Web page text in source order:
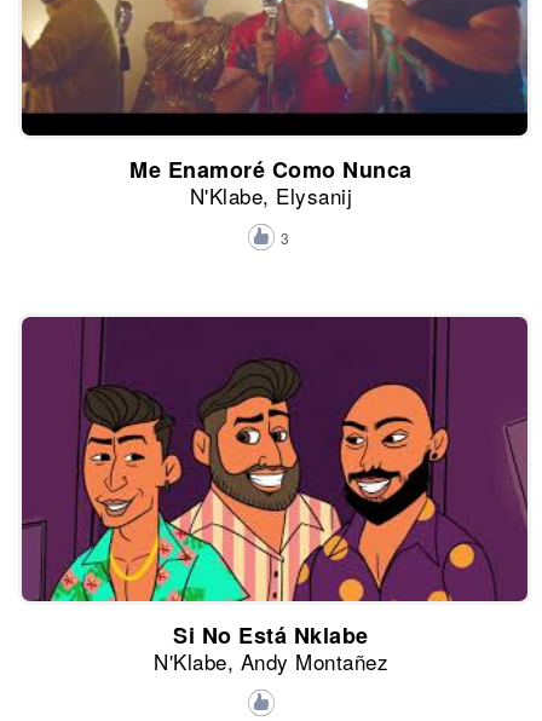
Me Enamoré Como Nunca
N'Klabe, Elysanij
3
Si No Está Nklabe
N'Klabe, Andy Montañez